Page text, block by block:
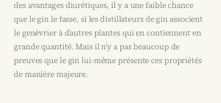
des avantages diurétiques, il y a une faible chance
que le gin le fasse, si les distillateurs de gin associent
le genévrier à d’autres plantes qui en contiennent en
grande quantité. Mais il n’y a pas beaucoup de
preuves que le gin lui-même présente ces propriétés
de manière majeure.